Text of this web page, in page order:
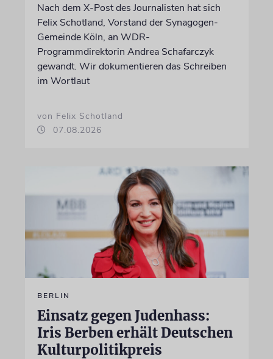
Nach dem X-Post des Journalisten hat sich
Felix Schotland, Vorstand der Synagogen-
Gemeinde Köln, an WDR-
Programmdirektorin Andrea Schafarczyk
gewandt. Wir dokumentieren das Schreiben
im Wortlaut
von Felix Schotland
07.08.2026
BERLIN
Einsatz gegen Judenhass:
Iris Berben erhält Deutschen
Kulturpolitikpreis